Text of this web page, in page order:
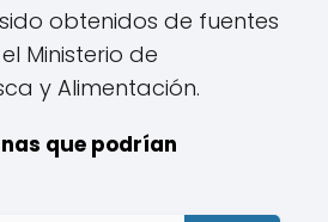
obtenidos de fuentes
Ministerio de
y Alimentación.
que podrían